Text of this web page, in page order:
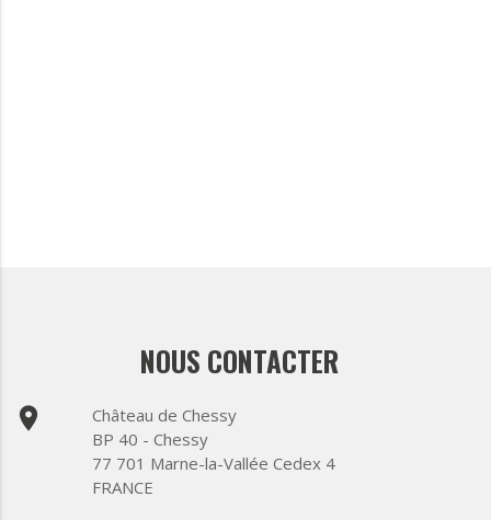
NOUS CONTACTER
place
Château de Chessy
BP 40 - Chessy
77 701 Marne-la-Vallée Cedex 4
FRANCE